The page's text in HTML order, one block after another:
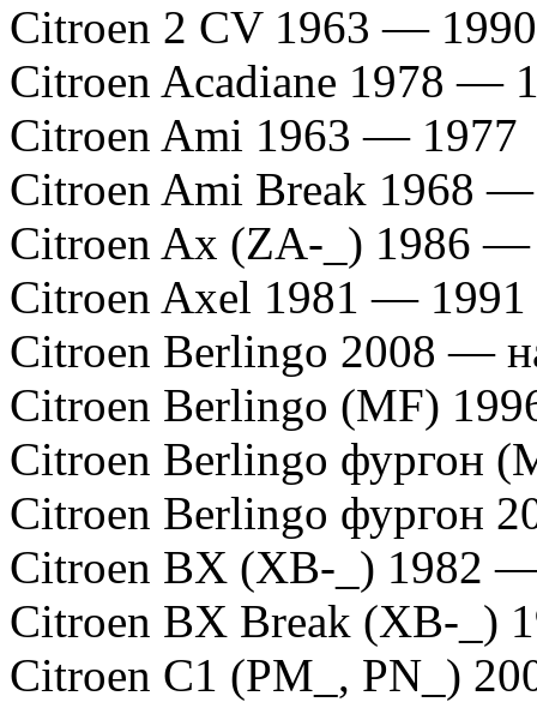
Citroen 2 CV 1963 — 1990
Citroen Acadiane 1978 —
Citroen Ami 1963 — 1977
Citroen Ami Break 1968
Citroen Ax (ZA-_) 1986 —
Citroen Axel 1981 — 1991
Citroen Berlingo 2008 —
Citroen Berlingo (MF)
Citroen Berlingo фургон
Citroen Berlingo фургон
Citroen BX (XB-_) 1982
Citroen BX Break (XB-_)
Citroen C1 (PM_, PN_)